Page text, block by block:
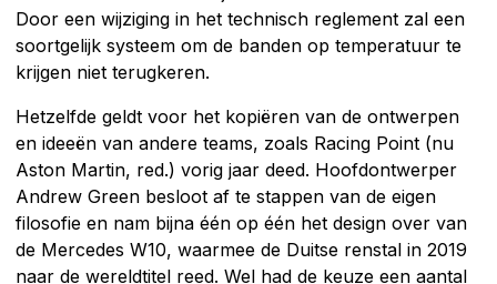
Door een wijziging in het technisch reglement zal een
soortgelijk systeem om de banden op temperatuur te
krijgen niet terugkeren.
Hetzelfde geldt voor het kopiëren van de ontwerpen
en ideeën van andere teams, zoals Racing Point (nu
Aston Martin, red.) vorig jaar deed. Hoofdontwerper
Andrew Green besloot af te stappen van de eigen
filosofie en nam bijna één op één het design over van
de Mercedes W10, waarmee de Duitse renstal in 2019
naar de wereldtitel reed. Wel had de keuze een aantal